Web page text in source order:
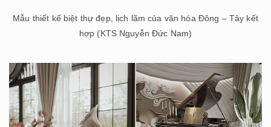
Mẫu thiết kế biệt thự đẹp, lịch lãm của văn hóa Đông – Tây kết
hợp (KTS Nguyễn Đức Nam)